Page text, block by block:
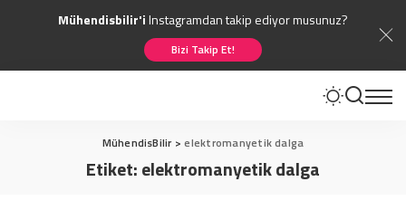
Mühendisbilir'iInstagramdan takip ediyor musunuz?
Bizi Takip Et!
MühendisBilir >elektromanyetik dalga
Etiket:elektromanyetik dalga